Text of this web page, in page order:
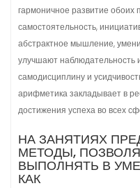
гармоничное развитие обоих
самостоятельность,
абстрактное мышление,
улучшают наблюдательность
самодисциплину и
арифметика закладывает в
достижения успеха во всех
НА ЗАНЯТИЯХ
МЕТОДЫ,
ВЫПОЛНЯТЬ В
КАК